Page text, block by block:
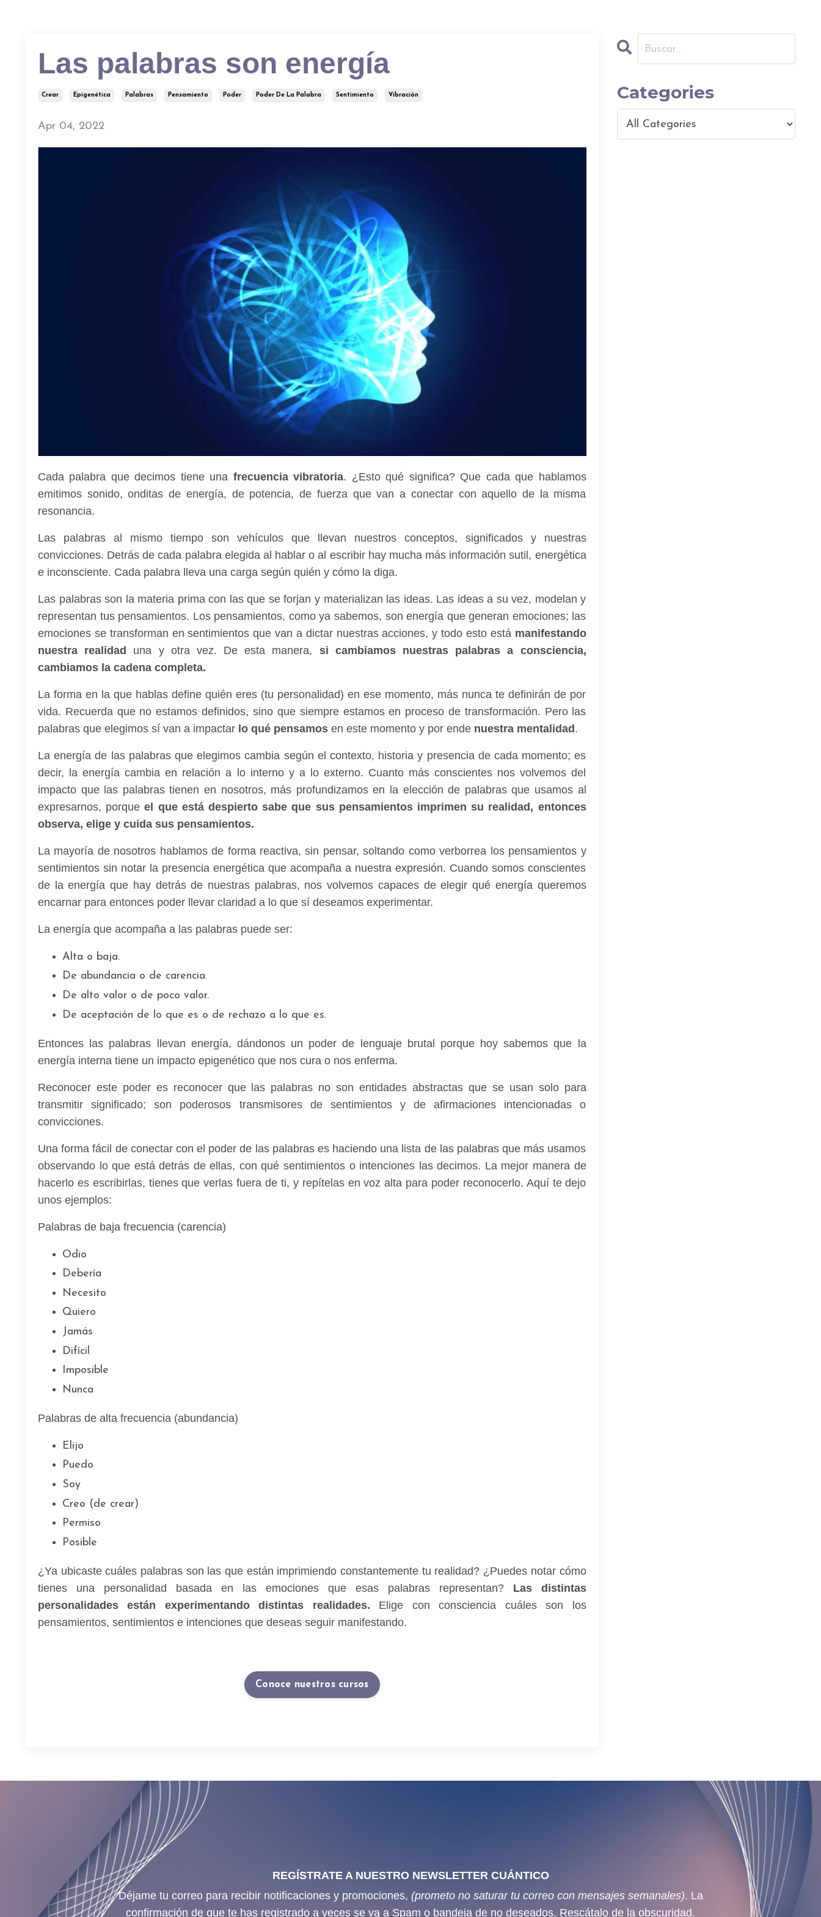
Las palabras son energía
Crear Epigenética Palabras Pensamiento Poder Poder De La Palabra Sentimiento Vibración
Apr 04, 2022
Cada palabra que decimos tiene una frecuencia vibratoria. ¿Esto qué significa? Que cada que hablamos
emitimos sonido, onditas de energía, de potencia, de fuerza que van a conectar con aquello de la misma
resonancia.
Las palabras al mismo tiempo son vehículos que llevan nuestros conceptos, significados y nuestras
convicciones. Detrás de cada palabra elegida al hablar o al escribir hay mucha más información sutil, energética
e inconsciente. Cada palabra lleva una carga según quién y cómo la diga.
Las palabras son la materia prima con las que se forjan y materializan las ideas. Las ideas a su vez, modelan y
representan tus pensamientos. Los pensamientos, como ya sabemos, son energía que generan emociones; las
emociones se transforman en sentimientos que van a dictar nuestras acciones, y todo esto está manifestando
nuestra realidad una y otra vez. De esta manera, si cambiamos nuestras palabras a consciencia,
cambiamos la cadena completa.
La forma en la que hablas define quién eres (tu personalidad) en ese momento, más nunca te definirán de por
vida. Recuerda que no estamos definidos, sino que siempre estamos en proceso de transformación. Pero las
palabras que elegimos sí van a impactar lo qué pensamos en este momento y por ende nuestra mentalidad.
La energía de las palabras que elegimos cambia según el contexto, historia y presencia de cada momento; es
decir, la energía cambia en relación a lo interno y a lo externo. Cuanto más conscientes nos volvemos del
impacto que las palabras tienen en nosotros, más profundizamos en la elección de palabras que usamos al
expresarnos, porqueel que está despierto sabe que sus pensamientos imprimen su realidad, entonces
observa, elige y cuida sus pensamientos.
La mayoría de nosotros hablamos de forma reactiva, sin pensar, soltando como verborrea los pensamientos y
sentimientos sin notar la presencia energética que acompaña a nuestra expresión. Cuando somos conscientes
de la energía que hay detrás de nuestras palabras, nos volvemos capaces de elegir qué energía queremos
encarnar para entonces poder llevar claridad a lo que sí deseamos experimentar.
La energía que acompaña a las palabras puede ser:
Alta o baja.
De abundancia o de carencia.
De alto valor o de poco valor.
De aceptación de lo que es o de rechazo a lo que es.
Entonces las palabras llevan energía, dándonos un poder de lenguaje brutal porque hoy sabemos que la
energía interna tiene un impacto epigenético que nos cura o nos enferma.
Reconocer este poder es reconocer que las palabras no son entidades abstractas que se usan solo para
transmitir significado; son poderosos transmisores de sentimientos y de afirmaciones intencionadas o
convicciones.
Una forma fácil de conectar con el poder de las palabras es haciendo una lista de las palabras que más usamos
observando lo que está detrás de ellas, con qué sentimientos o intenciones las decimos. La mejor manera de
hacerlo es escribirlas, tienes que verlas fuera de ti, y repítelas en voz alta para poder reconocerlo. Aquí te dejo
unos ejemplos:
Palabras de baja frecuencia (carencia)
Odio
Debería
Necesito
Quiero
Jamás
Difícil
Imposible
Nunca
Palabras de alta frecuencia (abundancia)
Elijo
Puedo
Soy
Creo (de crear)
Permiso
Posible
¿Ya ubicaste cuáles palabras son las que están imprimiendo constantemente tu realidad? ¿Puedes notar cómo
tienes una personalidad basada en las emociones que esas palabras representan?Las distintas
personalidades están experimentando distintas realidades. Elige con consciencia cuáles son los
pensamientos, sentimientos e intenciones que deseas seguir manifestando.
Conoce nuestros cursos
Categories
REGÍSTRATE A NUESTRO NEWSLETTER CUÁNTICO
Déjame tu correo para recibir notificaciones y promociones, (prometo no saturar tu correo con mensajes semanales). La
confirmación de que te has registrado a veces se va a Spam o bandeja de no deseados. Rescátalo de la obscuridad.